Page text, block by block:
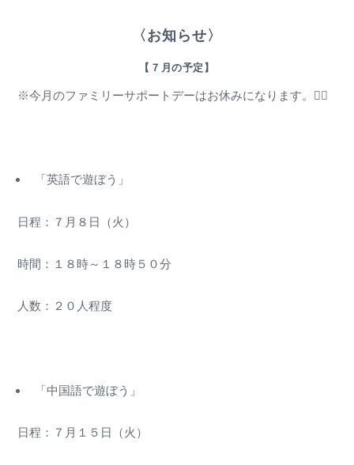
〈お知らせ〉
【７月の予定】
※今月のファミリーサポートデーはお休みになります。🙇‍♂️
「英語で遊ぼう」
日程：７月８日（火）
時間：１８時～１８時５０分
人数：２０人程度
「中国語で遊ぼう」
日程：７月１５日（火）